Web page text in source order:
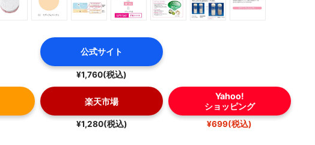
公式サイト
¥1,760(税込)
楽天市場
¥1,280(税込)
Yahoo!
ショッピング
¥699(税込)